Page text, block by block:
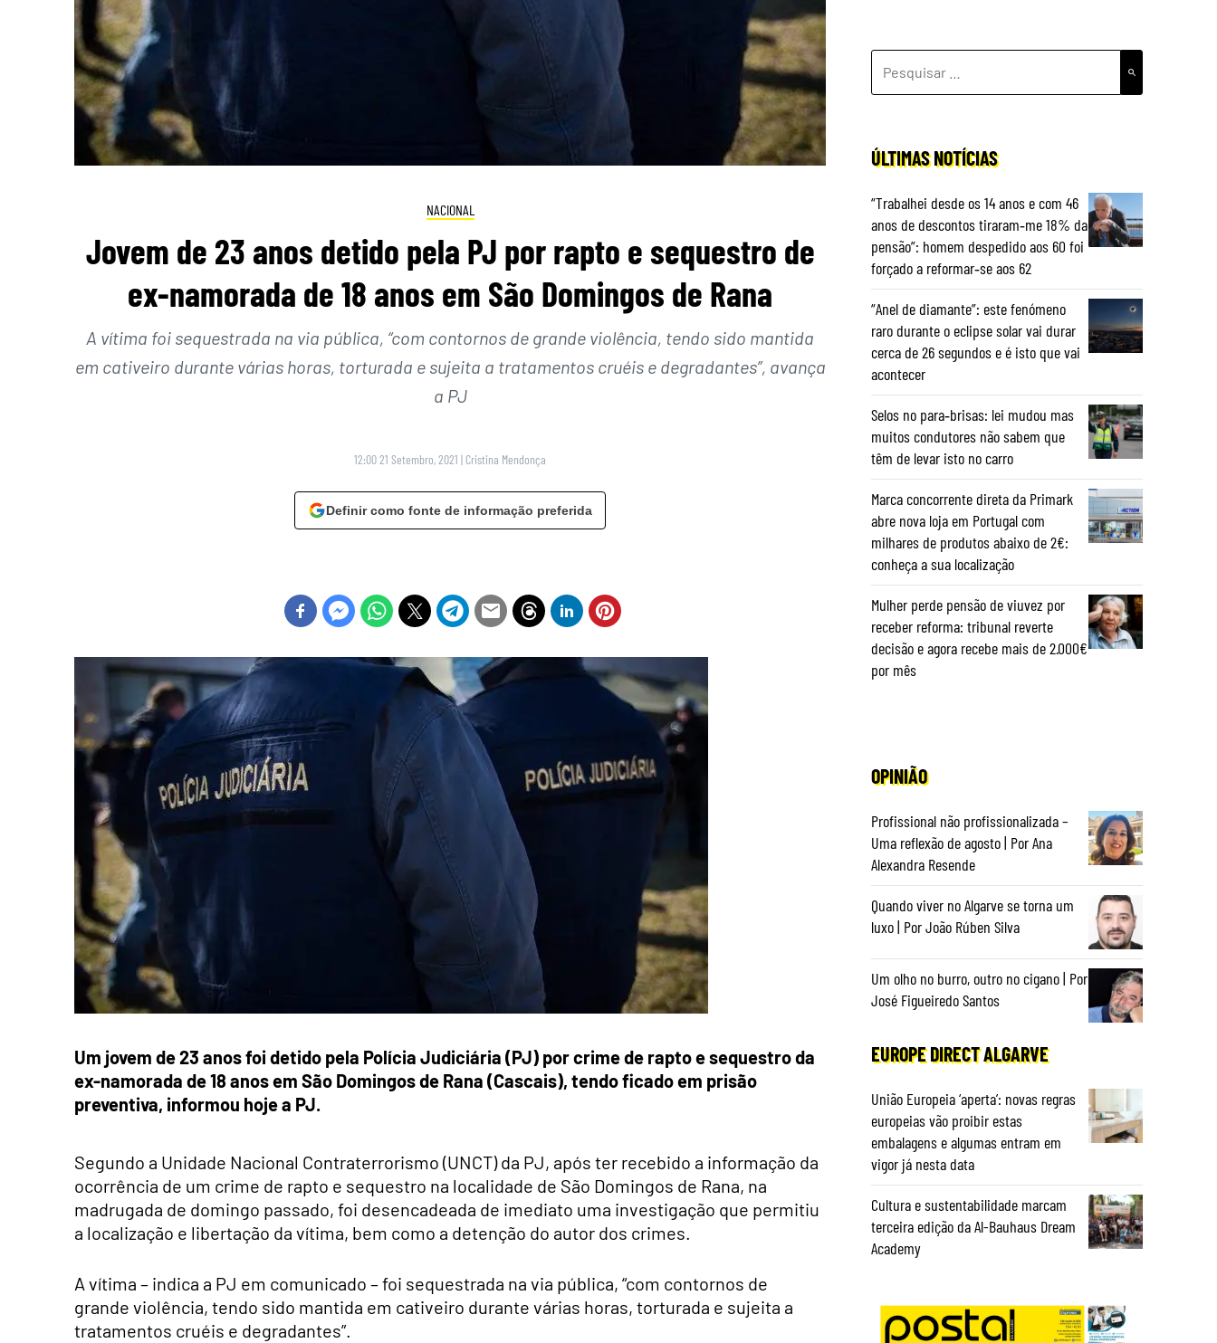
NACIONAL
Jovem de 23 anos detido pela PJ por rapto e sequestro de
ex-namorada de 18 anos em São Domingos de Rana
A vítima foi sequestrada na via pública, “com contornos de grande violência, tendo sido mantida
em cativeiro durante várias horas, torturada e sujeita a tratamentos cruéis e degradantes”, avança
a PJ
12:00 21 Setembro, 2021 | Cristina Mendonça
Definir como fonte de informação preferida
Um jovem de 23 anos foi detido pela Polícia Judiciária (PJ) por crime de rapto e sequestro da
ex-namorada de 18 anos em São Domingos de Rana (Cascais), tendo ficado em prisão
preventiva, informou hoje a PJ.
Segundo a Unidade Nacional Contraterrorismo (UNCT) da PJ, após ter recebido a informação da
ocorrência de um crime de rapto e sequestro na localidade de São Domingos de Rana, na
madrugada de domingo passado, foi desencadeada de imediato uma investigação que permitiu
a localização e libertação da vítima, bem como a detenção do autor dos crimes.
A vítima – indica a PJ em comunicado – foi sequestrada na via pública, “com contornos de
grande violência, tendo sido mantida em cativeiro durante várias horas, torturada e sujeita a
tratamentos cruéis e degradantes”.
POR:
ÚLTIMAS NOTÍCIAS
“Trabalhei desde os 14 anos e com 46
anos de descontos tiraram‑me 18% da
pensão”: homem despedido aos 60 foi
forçado a reformar‑se aos 62
“Anel de diamante”: este fenómeno
raro durante o eclipse solar vai durar
cerca de 26 segundos e é isto que vai
acontecer
Selos no para‑brisas: lei mudou mas
muitos condutores não sabem que
têm de levar isto no carro
Marca concorrente direta da Primark
abre nova loja em Portugal com
milhares de produtos abaixo de 2€:
conheça a sua localização
Mulher perde pensão de viuvez por
receber reforma: tribunal reverte
decisão e agora recebe mais de 2.000€
por mês
OPINIÃO
Profissional não profissionalizada –
Uma reflexão de agosto | Por Ana
Alexandra Resende
Quando viver no Algarve se torna um
luxo | Por João Rúben Silva
Um olho no burro, outro no cigano | Por
José Figueiredo Santos
EUROPE DIRECT ALGARVE
União Europeia ‘aperta’: novas regras
europeias vão proibir estas
embalagens e algumas entram em
vigor já nesta data
Cultura e sustentabilidade marcam
terceira edição da Al-Bauhaus Dream
Academy